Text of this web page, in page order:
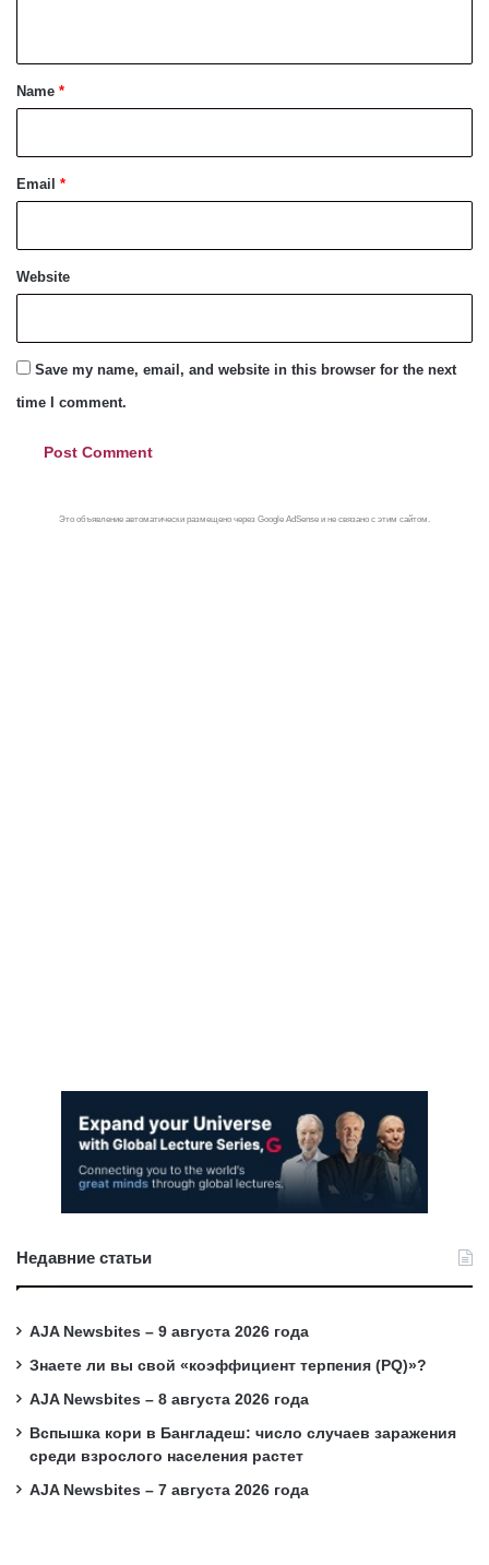
*Name *
Email *
Website
Save my name, email, and website in this browser for the next
time I comment.
Это объявление автоматически размещено через Google AdSense и не связано с этим сайтом.
Недавние статьи
AJA Newsbites – 9 августа 2026 года
Знаете ли вы свой «коэффициент терпения (PQ)»?
AJA Newsbites – 8 августа 2026 года
Вспышка кори в Бангладеш: число случаев заражения
среди взрослого населения растет
AJA Newsbites – 7 августа 2026 года